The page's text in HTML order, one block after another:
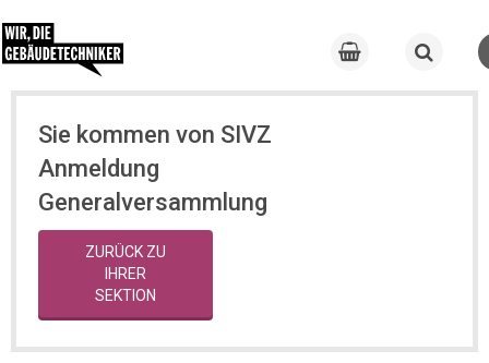
Sie kommen von SIVZ
Anmeldung
Generalversammlung
ZURÜCK ZU
IHRER
SEKTION